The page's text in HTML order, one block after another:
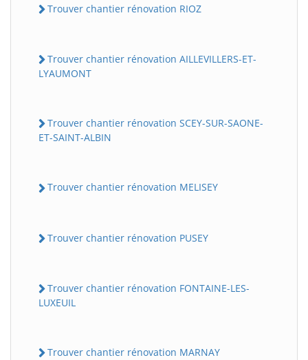
Trouver chantier rénovation RIOZ
Trouver chantier rénovation AILLEVILLERS-ET-
LYAUMONT
Trouver chantier rénovation SCEY-SUR-SAONE-
ET-SAINT-ALBIN
Trouver chantier rénovation MELISEY
Trouver chantier rénovation PUSEY
Trouver chantier rénovation FONTAINE-LES-
LUXEUIL
Trouver chantier rénovation MARNAY